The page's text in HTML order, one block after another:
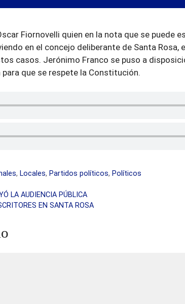
Fiornovelli quien en la nota que se puede
en el concejo deliberante de Santa
casos. Jerónimo Franco se puso a
que se respete la Constitución.
, Locales, Partidos políticos, Políticos
LA AUDIENCIA PÚBLICA
EN SANTA ROSA